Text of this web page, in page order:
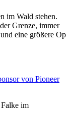
im Wald stehen.
Grenze, immer
eine größere Op